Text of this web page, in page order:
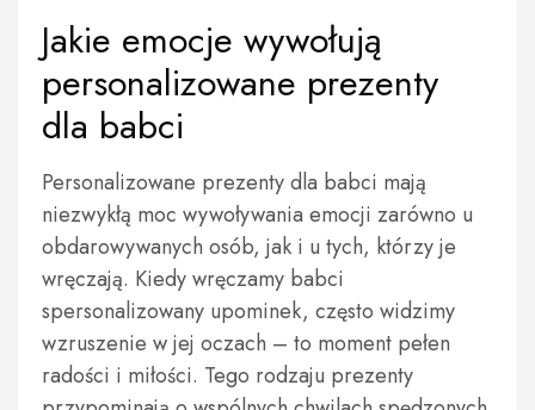
Jakie emocje wywołują
personalizowane prezenty
dla babci
Personalizowane prezenty dla babci mają
niezwykłą moc wywoływania emocji zarówno u
obdarowywanych osób, jak i u tych, którzy je
wręczają. Kiedy wręczamy babci
spersonalizowany upominek, często widzimy
wzruszenie w jej oczach – to moment pełen
radości i miłości. Tego rodzaju prezenty